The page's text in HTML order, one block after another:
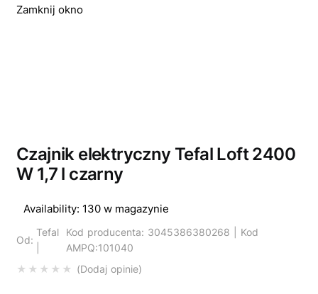
Zamknij okno
Czajnik elektryczny Tefal Loft 2400
W 1,7 l czarny
Dodaj opinie
Availability: 130 w magazynie
Od:
Tefal
Kod producenta: 3045386380268 | Kod
AMPQ:101040